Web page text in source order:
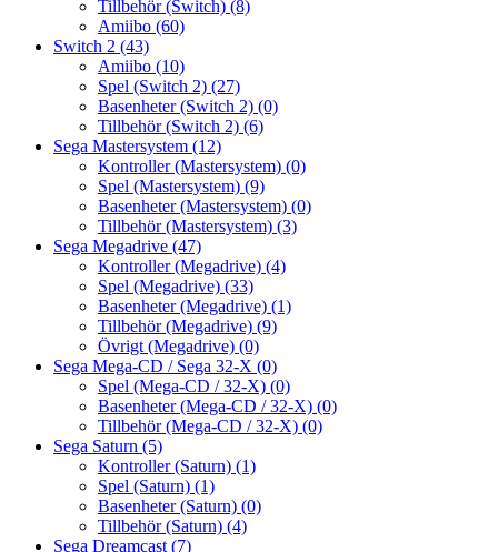
Tillbehör (Switch) (8)
Amiibo (60)
Switch 2 (43)
Amiibo (10)
Spel (Switch 2) (27)
Basenheter (Switch 2) (0)
Tillbehör (Switch 2) (6)
Sega Mastersystem (12)
Kontroller (Mastersystem) (0)
Spel (Mastersystem) (9)
Basenheter (Mastersystem) (0)
Tillbehör (Mastersystem) (3)
Sega Megadrive (47)
Kontroller (Megadrive) (4)
Spel (Megadrive) (33)
Basenheter (Megadrive) (1)
Tillbehör (Megadrive) (9)
Övrigt (Megadrive) (0)
Sega Mega-CD / Sega 32-X (0)
Spel (Mega-CD / 32-X) (0)
Basenheter (Mega-CD / 32-X) (0)
Tillbehör (Mega-CD / 32-X) (0)
Sega Saturn (5)
Kontroller (Saturn) (1)
Spel (Saturn) (1)
Basenheter (Saturn) (0)
Tillbehör (Saturn) (4)
Sega Dreamcast (7)